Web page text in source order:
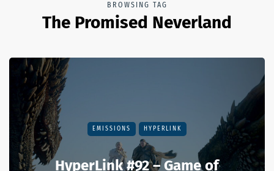
BROWSING TAG
The Promised Neverland
EMISSIONS HYPERLINK
HyperLink #92 – Game of